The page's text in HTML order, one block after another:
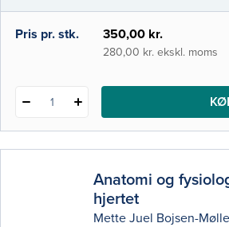
arbejde
e-bog (epub3fxl)
Pris pr. stk. 350,00 kr.
280,00 kr. ekskl. moms
1
Anatomi og
hjertet
Mette Juel Bojsen-